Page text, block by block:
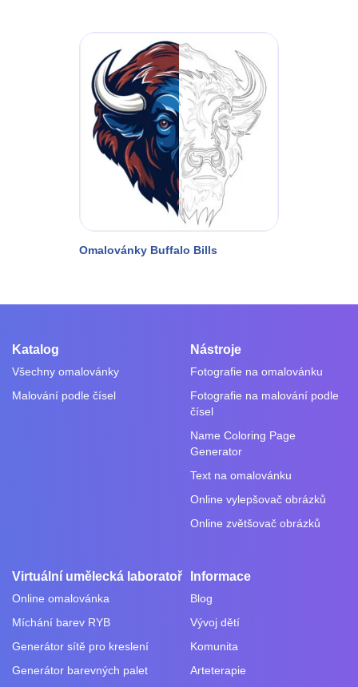
Omalovánky Buffalo Bills
Katalog
Všechny omalovánky
Malování podle čísel
Nástroje
Fotografie na omalovánku
Fotografie na malování podle
čísel
Name Coloring Page
Generator
Text na omalovánku
Online vylepšovač obrázků
Online zvětšovač obrázků
Virtuální umělecká laboratoř
Online omalovánka
Míchání barev RYB
Generátor sítě pro kreslení
Generátor barevných palet
Informace
Blog
Vývoj dětí
Komunita
Arteterapie